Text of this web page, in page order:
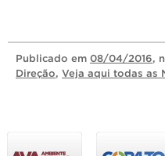
Publicado em 08/04/2016,
Direção, Veja aqui todas as